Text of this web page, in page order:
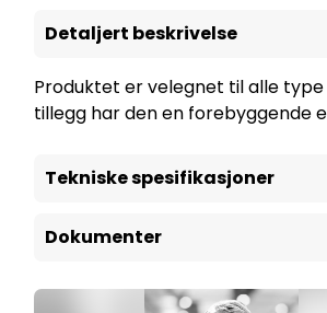
Detaljert beskrivelse
Produktet er velegnet til alle
tillegg har den en forebyggende
Tekniske spesifikasjoner
Dokumenter